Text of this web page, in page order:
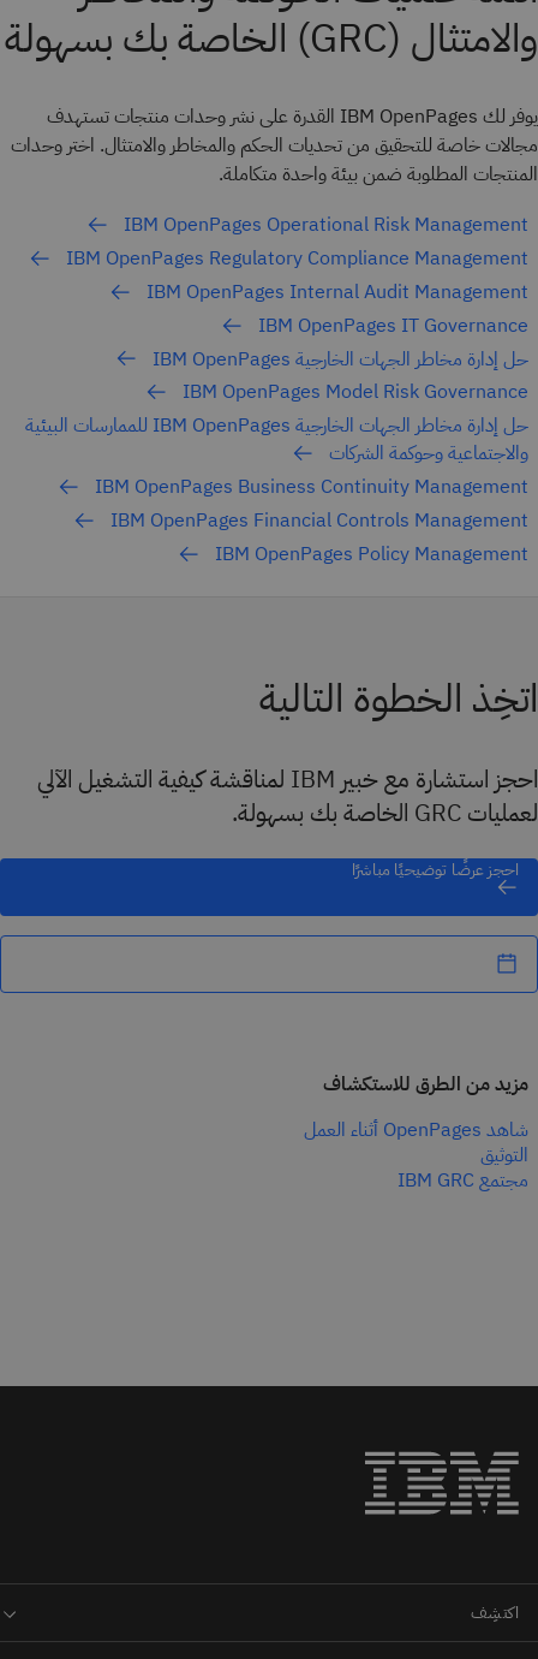
والامتثال (GRC) الخاصة بك بسهولة
يوفر لك IBM OpenPages القدرة على نشر وحدات منتجات تستهدف
مجالات خاصة للتحقيق من تحديات الحكم والمخاطر والامتثال. اختر وحدات
المنتجات المطلوبة ضمن بيئة واحدة متكاملة.
IBM OpenPages Operational Risk Management
IBM OpenPages Regulatory Compliance Management
IBM OpenPages Internal Audit Management
IBM OpenPages IT Governance
حل إدارة مخاطر الجهات الخارجية IBM OpenPages
IBM OpenPages Model Risk Governance
حل إدارة مخاطر الجهات الخارجية IBM OpenPages للممارسات البيئية
والاجتماعية وحوكمة الشركات
IBM OpenPages Business Continuity Management
IBM OpenPages Financial Controls Management
IBM OpenPages Policy Management
اتخِذ الخطوة التالية
احجز استشارة مع خبير IBM لمناقشة كيفية التشغيل الآلي
لعمليات GRC الخاصة بك بسهولة.
احجز عرضًا توضيحيًا مباشرًا
مزيد من الطرق للاستكشاف
شاهد OpenPages أثناء العمل
التوثيق
مجتمع IBM GRC